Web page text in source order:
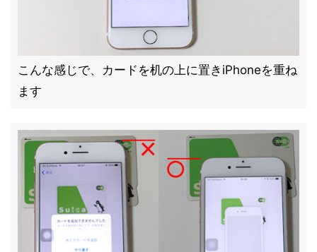
こんな感じで、カードを机の上に置きiPhoneを重ね
ます